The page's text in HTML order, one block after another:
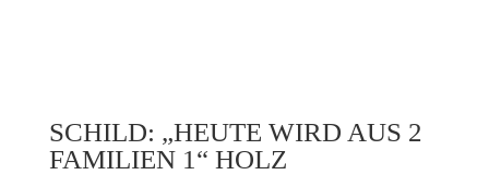
SCHILD: „HEUTE WIRD AUS 2
FAMILIEN 1“ HOLZ